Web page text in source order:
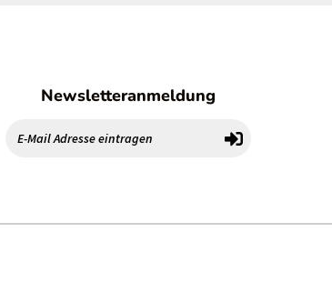
Newsletteranmeldung